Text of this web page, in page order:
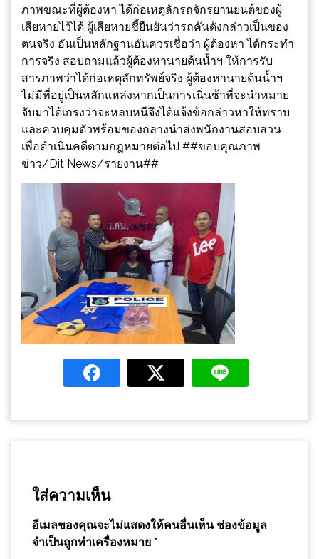
ภาพขณะที่ผู้ต้องหา ได้ก่อเหตุลักรถจักรยานยนต์ของผู้
เสียหายไว้ได้ ผู้เสียหายชี้ยืนยันว่ารถคันดังกล่าวเป็นของ
ตนจริง อันเป็นหลักฐานอันควรเชื่อว่า ผู้ต้องหา ได้กระทำ
การจริง สอบถามแล้วผู้ต้องหานายต้นน้ำฯ ให้การรับ
สารภาพว่าได้ก่อเหตุลักทรัพย์จริง ผู้ต้องหานายต้นน้ำฯ
ไม่มีที่อยู่เป็นหลักแหล่งหากเป็นการเนิ่นช้าที่จะนำหมาย
จับมาได้เกรงว่าจะหลบหนีจึงได้แจ้งข้อกล่าวหาให้ทราบ
และควบคุมตัวพร้อมของกลางนำส่งพนักงานสอบสวน
เพื่อดำเนินคดีตามกฎหมายต่อไป ##ขอบคุณภาพ
ข่าว/Dit News/รายงาน##
ใส่ความเห็น
อีเมลของคุณจะไม่แสดงให้คนอื่นเห็น ช่องข้อมูล
จำเป็นถูกทำเครื่องหมาย *